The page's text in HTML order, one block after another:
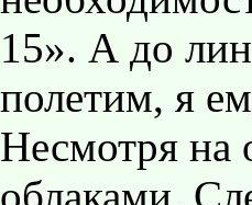
15». А до
полетим, я
Несмотря на
облаками.